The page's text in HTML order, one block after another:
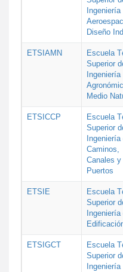
Ingeniería
Diseño
ETSIAMN
Escuela
Superior
Ingeniería
Medio
ETSICCP
Escuela
Superior
Ingeniería
Caminos,
Canales y
Puertos
ETSIE
Escuela
Superior
Ingeniería
ETSIGCT
Escuela
Superior
Ingeniería